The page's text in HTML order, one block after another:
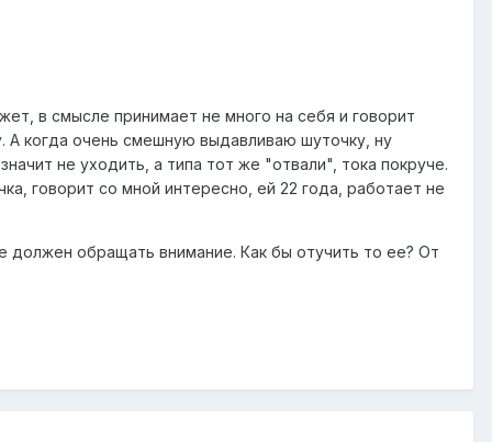
в смысле принимает не много на себя и говорит
А когда очень смешную выдавливаю шуточку, ну
не уходить, а типа тот же "отвали", тока покруче.
говорит со мной интересно, ей 22 года, работает не
должен обращать внимание. Как бы отучить то ее? От